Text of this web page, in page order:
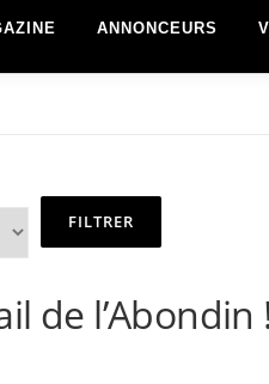
ANNONCEURS
de l’Abondin !